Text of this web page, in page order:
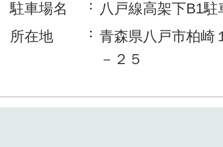
駐車場名
八戸線高架下B1駐
所在地
青森県八戸市柏崎
－２５